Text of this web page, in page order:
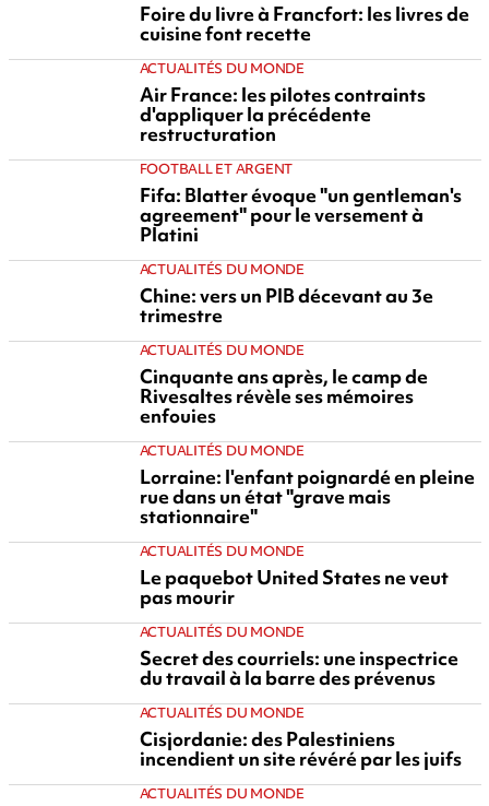
Foire du livre à Francfort: les livres de
cuisine font recette
ACTUALITÉS DU MONDE
Air France: les pilotes contraints
d'appliquer la précédente
restructuration
FOOTBALL ET ARGENT
Fifa: Blatter évoque "un gentleman's
agreement" pour le versement à
Platini
ACTUALITÉS DU MONDE
Chine: vers un PIB décevant au 3e
trimestre
ACTUALITÉS DU MONDE
Cinquante ans après, le camp de
Rivesaltes révèle ses mémoires
enfouies
ACTUALITÉS DU MONDE
Lorraine: l'enfant poignardé en pleine
rue dans un état "grave mais
stationnaire"
ACTUALITÉS DU MONDE
Le paquebot United States ne veut
pas mourir
ACTUALITÉS DU MONDE
Secret des courriels: une inspectrice
du travail à la barre des prévenus
ACTUALITÉS DU MONDE
Cisjordanie: des Palestiniens
incendient un site révéré par les juifs
ACTUALITÉS DU MONDE